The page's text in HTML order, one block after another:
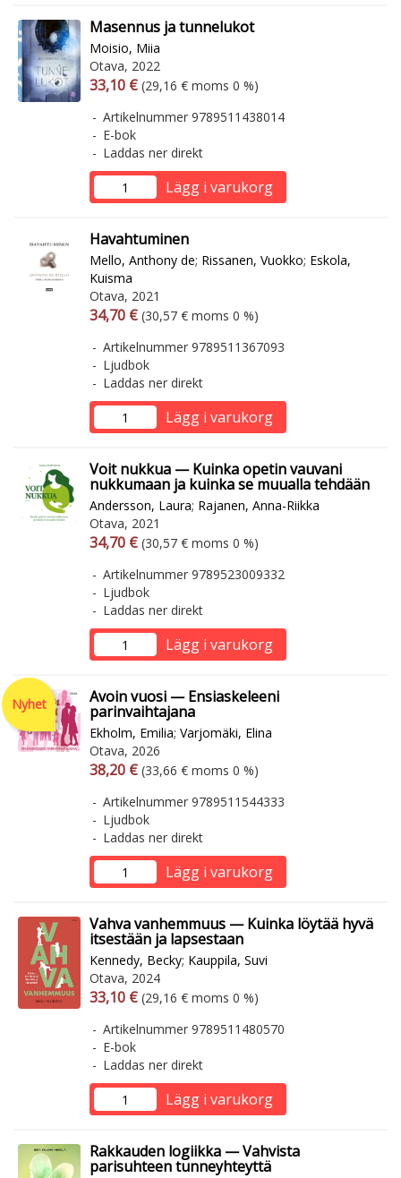
Masennus ja tunnelukot
Moisio, Miia
Otava, 2022
Arvonlisäverollinen hinta
33,10 € Arvonlisäveroton hinta
(29,16 € moms 0 %)
Artikelnummer 9789511438014
E-bok
Laddas ner direkt
Lägg i varukorg
Havahtuminen
Mello, Anthony de; Rissanen, Vuokko; Eskola,
Kuisma
Otava, 2021
Arvonlisäverollinen hinta
34,70 € Arvonlisäveroton hinta
(30,57 € moms 0 %)
Artikelnummer 9789511367093
Ljudbok
Laddas ner direkt
Lägg i varukorg
Voit nukkua — Kuinka opetin vauvani
nukkumaan ja kuinka se muualla tehdään
Andersson, Laura; Rajanen, Anna-Riikka
Otava, 2021
Arvonlisäverollinen hinta
34,70 € Arvonlisäveroton hinta
(30,57 € moms 0 %)
Artikelnummer 9789523009332
Ljudbok
Laddas ner direkt
Lägg i varukorg
Nyhet Avoin vuosi — Ensiaskeleeni
parinvaihtajana
Ekholm, Emilia; Varjomäki, Elina
Otava, 2026
Arvonlisäverollinen hinta
38,20 € Arvonlisäveroton hinta
(33,66 € moms 0 %)
Artikelnummer 9789511544333
Ljudbok
Laddas ner direkt
Lägg i varukorg
Vahva vanhemmuus — Kuinka löytää hyvä
itsestään ja lapsestaan
Kennedy, Becky; Kauppila, Suvi
Otava, 2024
Arvonlisäverollinen hinta
33,10 € Arvonlisäveroton hinta
(29,16 € moms 0 %)
Artikelnummer 9789511480570
E-bok
Laddas ner direkt
Lägg i varukorg
Rakkauden logiikka — Vahvista
parisuhteen tunneyhteyttä